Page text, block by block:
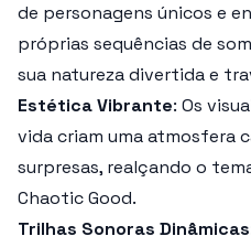
de personagens únicos e
próprias sequências de
sua natureza divertida e
Estética Vibrante: Os
vida criam uma atmosfera
surpresas, realçando o
Chaotic Good.
Trilhas Sonoras Dinâmicas